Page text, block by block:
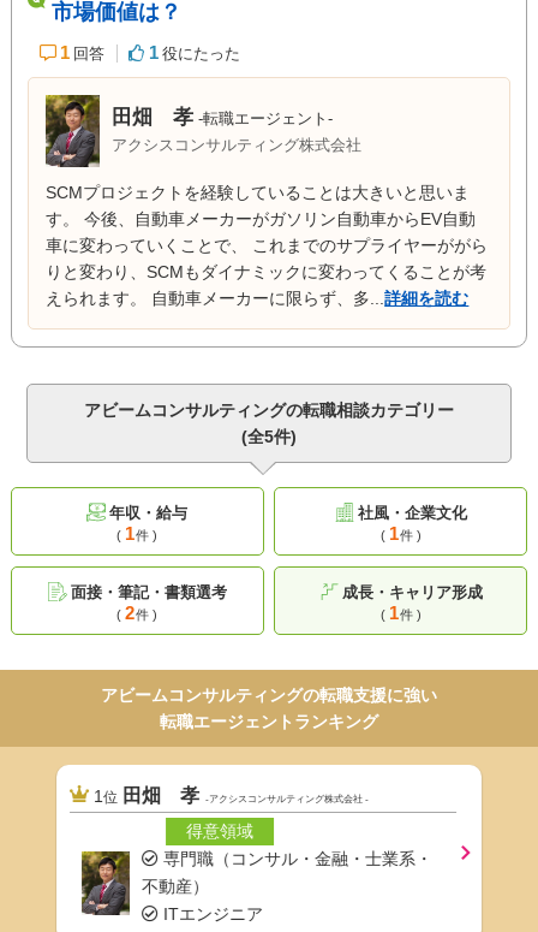
市場価値は？
1 回答 1 役にたった
田畑 孝 -転職エージェント-
アクシスコンサルティング株式会社
SCMプロジェクトを経験していることは大きいと思いま
す。 今後、自動車メーカーがガソリン自動車からEV自動
車に変わっていくことで、 これまでのサプライヤーががら
りと変わり、SCMもダイナミックに変わってくることが考
えられます。 自動車メーカーに限らず、多...詳細を読む
アビームコンサルティングの転職相談カテゴリー
(全5件)
年収・給与
( 1件 )
社風・企業文化
( 1件 )
面接・筆記・書類選考
(2件 )
成長・キャリア形成
( 1件 )
アビームコンサルティングの転職支援に強い
転職エージェントランキング
1位 田畑 孝 -アクシスコンサルティング株式会社 -
得意領域
専門職（コンサル・金融・士業系・
不動産）
ITエンジニア